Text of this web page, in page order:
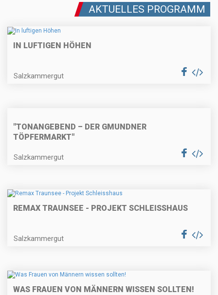
AKTUELLES PROGRAMM
IN LUFTIGEN HÖHEN
Salzkammergut
"TONANGEBEND – DER GMUNDNER
TÖPFERMARKT"
Salzkammergut
REMAX TRAUNSEE - PROJEKT SCHLEISSHAUS
Salzkammergut
WAS FRAUEN VON MÄNNERN WISSEN SOLLTEN!